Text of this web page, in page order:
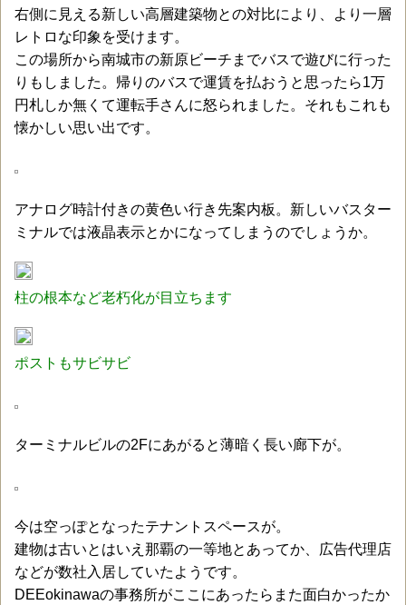
右側に見える新しい高層建築物との対比により、より一層
レトロな印象を受けます。
この場所から南城市の新原ビーチまでバスで遊びに行った
りもしました。帰りのバスで運賃を払おうと思ったら1万
円札しか無くて運転手さんに怒られました。それもこれも
懐かしい思い出です。
アナログ時計付きの黄色い行き先案内板。新しいバスター
ミナルでは液晶表示とかになってしまうのでしょうか。
柱の根本など老朽化が目立ちます
ポストもサビサビ
ターミナルビルの2Fにあがると薄暗く長い廊下が。
今は空っぽとなったテナントスペースが。
建物は古いとはいえ那覇の一等地とあってか、広告代理店
などが数社入居していたようです。
DEEokinawaの事務所がここにあったらまた面白かったか